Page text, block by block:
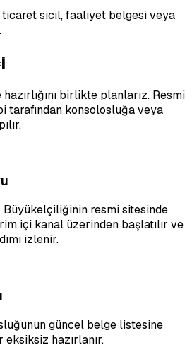
ticaret sicil, faaliyet belgesi veya
birlikte planlarız. Resmi
tarafından konsolosluğa veya
resmi sitesinde
içi kanal üzerinden başlatılır ve
izlenir.
güncel belge listesine
hazırlanır.